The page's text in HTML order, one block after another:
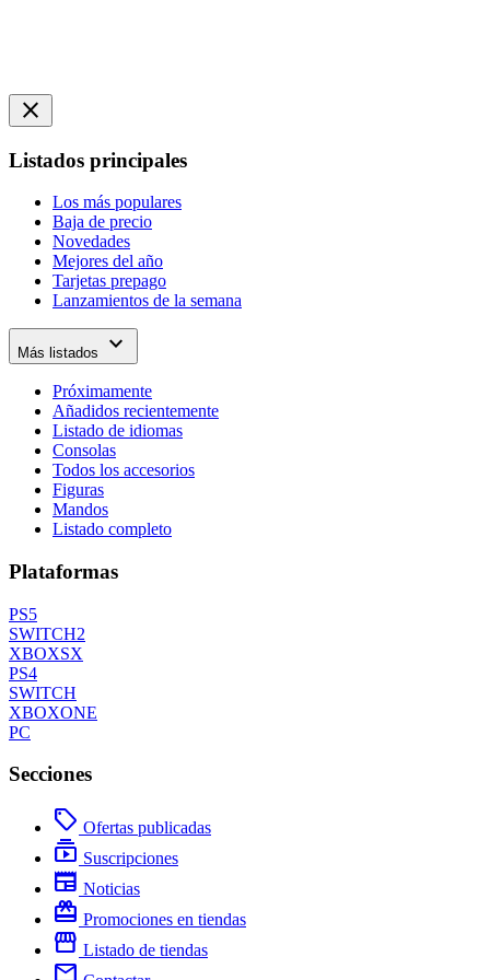
close
Listados principales
Los más populares
Baja de precio
Novedades
Mejores del año
Tarjetas prepago
Lanzamientos de la semana
Más listados expand_more
Próximamente
Añadidos recientemente
Listado de idiomas
Consolas
Todos los accesorios
Figuras
Mandos
Listado completo
Plataformas
PS5
SWITCH2
XBOXSX
PS4
SWITCH
XBOXONE
PC
Secciones
local_offer Ofertas publicadas
subscriptions Suscripciones
newspaper Noticias
redeem Promociones en tiendas
storefront Listado de tiendas
mail